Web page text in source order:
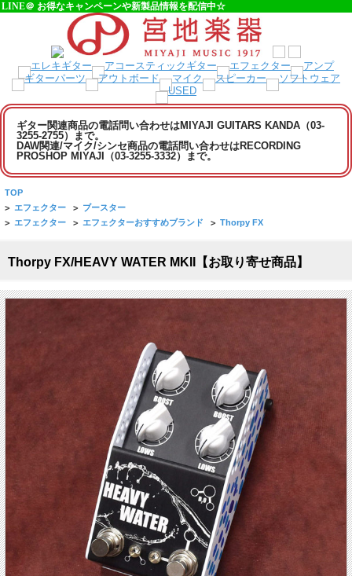
LINE＠ お得なキャンペーンや新製品情報を配信中☆
ギター関連商品の電話問い合わせはMIYAJI GUITARS KANDA（03-
3255-2755）まで。
DAW関連/マイク/シンセ商品の電話問い合わせはRECORDING
PROSHOP MIYAJI（03-3255-3332）まで。
TOP
> エフェクター > ブースター
> エフェクター > エフェクターおすすめブランド > Thorpy FX
Thorpy FX/HEAVY WATER MKII【お取り寄せ商品】